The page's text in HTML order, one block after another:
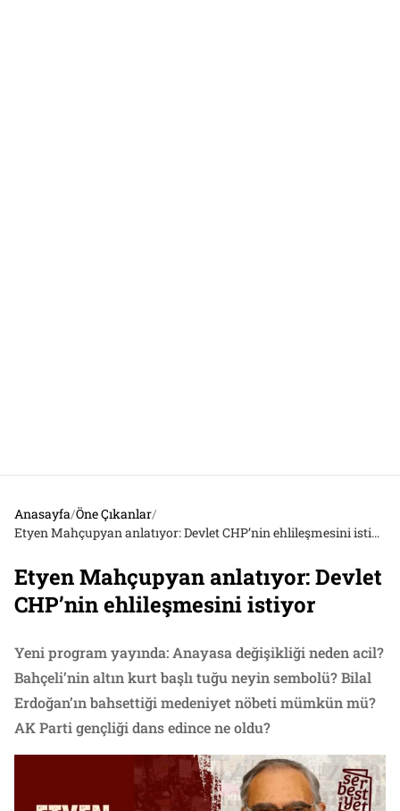
Anasayfa/Öne Çıkanlar/
Etyen Mahçupyan anlatıyor: Devlet CHP’nin ehlileşmesini istiyor
Etyen Mahçupyan anlatıyor: Devlet
CHP’nin ehlileşmesini istiyor
Yeni program yayında: Anayasa değişikliği neden acil?
Bahçeli’nin altın kurt başlı tuğu neyin sembolü? Bilal
Erdoğan’ın bahsettiği medeniyet nöbeti mümkün mü?
AK Parti gençliği dans edince ne oldu?